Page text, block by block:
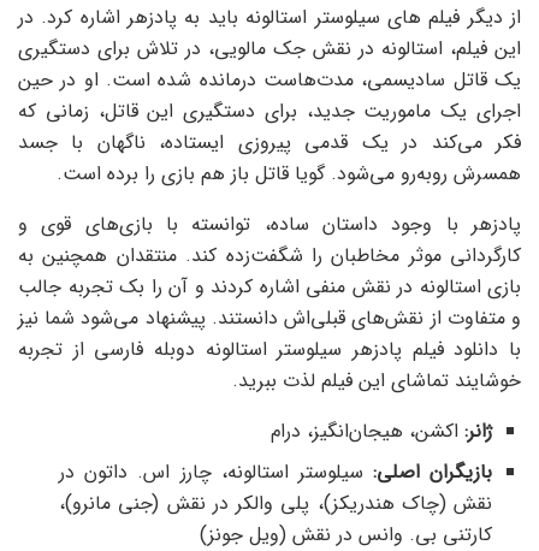
از دیگر فیلم های سیلوستر استالونه باید به پادزهر اشاره کرد. در
این فیلم، استالونه در نقش جک مالویی، در تلاش برای دستگیری
یک قاتل سادیسمی، مدت‌هاست درمانده شده است. او در حین
اجرای یک ماموریت جدید، برای دستگیری این قاتل، زمانی که
فکر می‌کند در یک قدمی پیروزی ایستاده، ناگهان با جسد
همسرش روبه‌رو می‌شود. گویا قاتل باز هم بازی را برده است.
پادزهر با وجود داستان ساده، توانسته با بازی‌های قوی و
کارگردانی موثر مخاطبان را شگفت‌زده کند. منتقدان همچنین به
بازی استالونه در نقش منفی اشاره کردند و آن را بک تجربه جالب
و متفاوت از نقش‌های قبلی‌اش دانستند. پیشنهاد می‌شود شما نیز
با دانلود فیلم پادزهر سیلوستر استالونه دوبله فارسی از تجربه
خوشایند تماشای این فیلم لذت ببرید.
ژانر: اکشن، هیجان‌انگیز، درام
بازیگران اصلی: سیلوستر استالونه، چارز اس. داتون در
نقش (چاک هندریکز)، پلی والکر در نقش (جنی مانرو)،
کارتنی بی. وانس در نقش (ویل جونز)